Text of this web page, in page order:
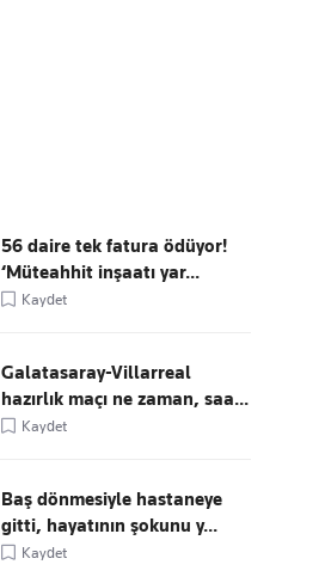
56 daire tek fatura ödüyor!
‘Müteahhit inşaatı yar...
Kaydet
Galatasaray-Villarreal
hazırlık maçı ne zaman, saa...
Kaydet
Baş dönmesiyle hastaneye
gitti, hayatının şokunu y...
Kaydet